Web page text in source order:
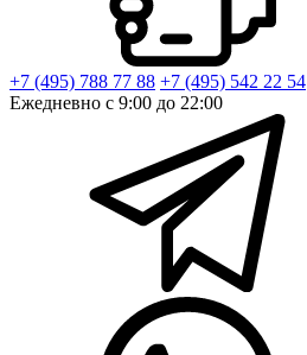
+7 (495) 788 77 88 +7 (495) 542 22 54
Ежедневно с 9:00 до 22:00